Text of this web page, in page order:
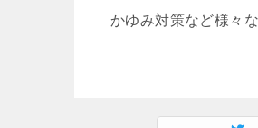
かゆみ対策など様々